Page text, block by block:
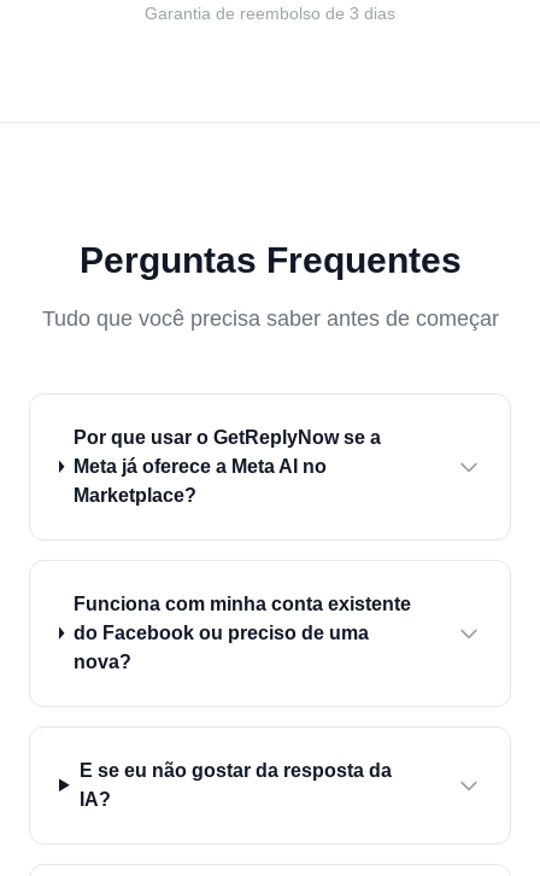
Garantia de reembolso de 3 dias
Perguntas Frequentes
Tudo que você precisa saber antes de começar
Por que usar o GetReplyNow se a
Meta já oferece a Meta AI no
Marketplace?
Funciona com minha conta existente
do Facebook ou preciso de uma
nova?
E se eu não gostar da resposta da
IA?